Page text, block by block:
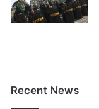
Recent News